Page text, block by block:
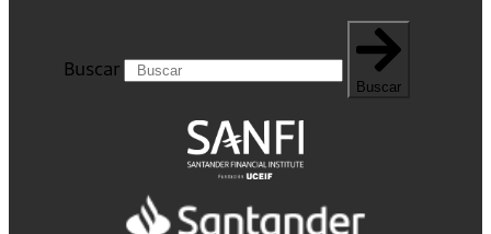
Buscar
Buscar